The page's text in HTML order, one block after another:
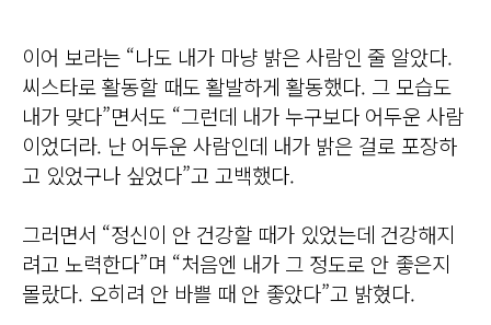
이어 보라는 “나도 내가 마냥 밝은 사람인 줄 알았다.
씨스타로 활동할 때도 활발하게 활동했다. 그 모습도
내가 맞다”면서도 “그런데 내가 누구보다 어두운 사람
이었더라. 난 어두운 사람인데 내가 밝은 걸로 포장하
고 있었구나 싶었다”고 고백했다.
그러면서 “정신이 안 건강할 때가 있었는데 건강해지
려고 노력한다”며 “처음엔 내가 그 정도로 안 좋은지
몰랐다. 오히려 안 바쁠 때 안 좋았다”고 밝혔다.